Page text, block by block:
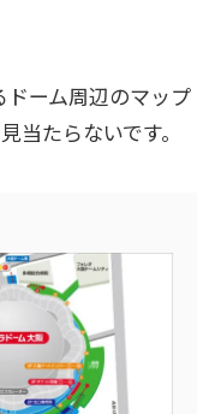
ーム周辺のマップ
当たらないです。